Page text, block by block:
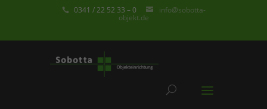
0341 / 22 52 33 – 0 info@sobotta-
objekt.de